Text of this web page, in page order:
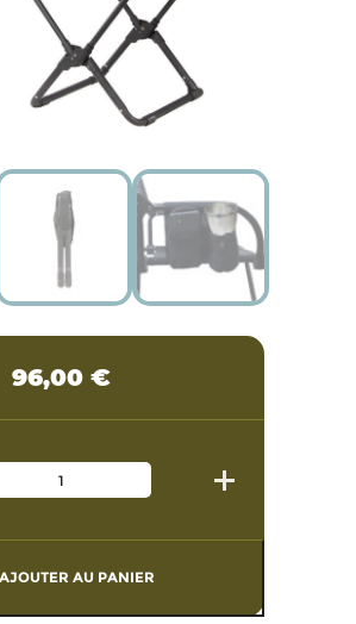
AJOUTER AU PANIER
96,00€